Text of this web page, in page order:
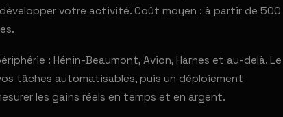
votre activité. Coût moyen : à partir de 500
: Hénin-Beaumont, Avion, Harnes et au-delà. Le
tâches automatisables, puis un déploiement
les gains réels en temps et en argent.